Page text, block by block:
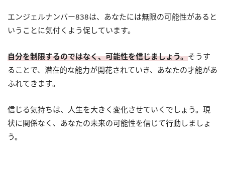
エンジェルナンバー838は、あなたには無限の可能性があると
いうことに気付くよう促しています。
自分を制限するのではなく、可能性を信じましょう。そうす
ることで、潜在的な能力が開花されていき、あなたの才能があ
ふれてきます。
信じる気持ちは、人生を大きく変化させていくでしょう。現
状に関係なく、あなたの未来の可能性を信じて行動しましょ
う。